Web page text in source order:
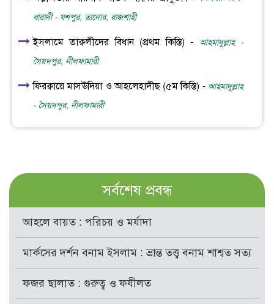
বারাদী - যশপুর, তানোর, রাজশাহী
ইসলামে তাক্বলীদের বিধান (প্রথম কিস্তি) -
আহমাদুল্লাহ -
সৈয়দপুর, নীলফামারী
ফিরক্বায়ে মাসঊদিয়া ও আহলেহাদীছ (৫ম কিস্তি) - আহমাদুল্লাহ
- সৈয়দপুর, নীলফামারী
সর্বশেষ প্রবন্ধ
আহলে বায়ত : পরিচয় ও মর্যাদা
মার্কসের দর্শন বনাম ইসলাম : ভ্রান্ত তত্ত্ব বনাম শাশ্বত সত্য
ফজর ছালাত : গুরুত্ব ও ফযীলত